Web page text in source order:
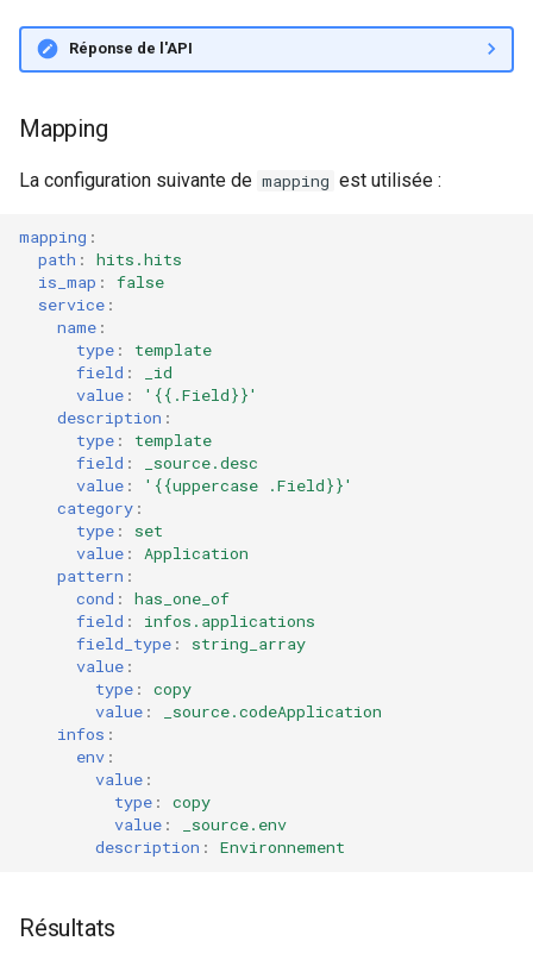
Réponse de l'API
Mapping
La configuration suivante de mapping est utilisée :
mapping :
path :
hits.hits
is_map :
false
service :
name :
type :
template
field :
_id
value :
'{{.Field}}'
description :
type :
template
field :
_source.desc
value : '{{uppercase
.Field}}'
category :
type :
set
value :
Application
pattern :
cond :
has_one_of
field :
infos.applications
field_type :
string_array
value :
type :
copy
value :
_source.codeApplication
infos :
env :
value :
type :
copy
value :
_source.env
description : Environnement
Résultats